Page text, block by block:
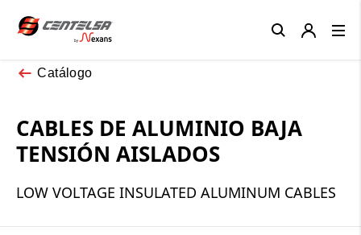
Catálogo
CABLES DE ALUMINIO BAJA
TENSIÓN AISLADOS
LOW VOLTAGE INSULATED ALUMINUM CABLES
Close